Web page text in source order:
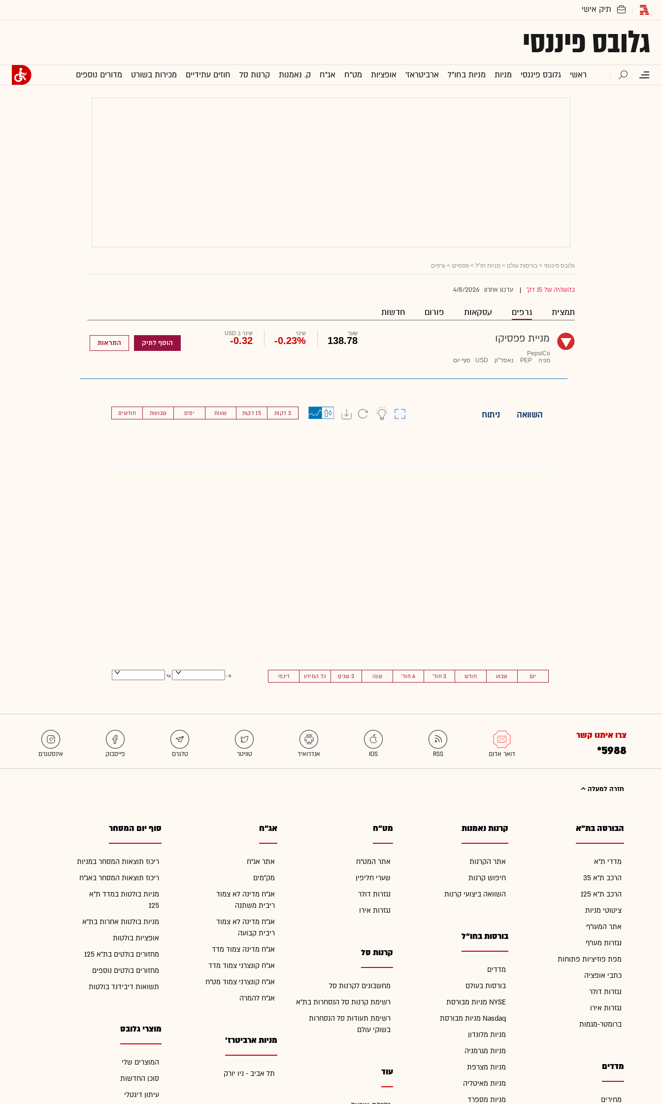
גלובס פיננסי
ראשי גלובס פיננסי מניות מניות בחו"ל ארביטראז' אופציות מט"ח אג"ח ק. נאמנות קרנות סל חוזים עתידיים מכירות בשורט מדורים נוספים
גלובס פיננסי > בורסות עולם > מניות חו"ל > פפסיקו > גרפים
בהשהיה של 15 דק' עדכון אחרון 4/8/2026
תמצית גרפים עסקאות פורום חדשות
מניית פפסיקו
PepsiCo
מניה
PEP נאסד"ק USD סוף יום
שער
138.78
שינוי
-0.23%
שינוי ב USD
-0.32 הוסף לתיק התראות
חודשים שבועות ימים שעות 15 דקות 3 דקות השוואה ניתוח
יום שבוע חודש 3 חוד' 6 חוד' שנה 3 שנים כל המידע דינמי מ - עד
צרו איתנו קשר
*5988
חזרה למעלה
הבורסה בת"א
מדדי ת"א
הרכב ת"א 35
הרכב ת"א 125
ציטוטי מניות
אתר המעו"ף
נגזרות מעו"ף
מפת פוזיציות פתוחות
כתבי אופציה
נגזרות דולר
נגזרות אירו
ברומטר-מגמות
מדדים
מחירים
קרנות נאמנות
אתר הקרנות
חיפוש קרנות
השוואה ביצועי קרנות
בורסות בחו"ל
מדדים
בורסות בעולם
מניות מבורסת NYSE
מניות מבורסת Nasdaq
מניות מלונדון
מניות מגרמניה
מניות מצרפת
מניות מאיטליה
מניות מספרד
מט"ח
אתר המט"ח
שערי חליפין
נגזרות דולר
נגזרות אירו
קרנות סל
מחשבונים לקרנות סל
רשימת קרנות סל הנסחרות בת"א
רשימת תעודות סל הנסחרות
בשוקי עולם
עוד
אג"ח
אתר אג"ח
מק"מים
אג"ח מדינה לא צמוד
ריבית משתנה
אג"ח מדינה לא צמוד
ריבית קבועה
אג"ח מדינה צמוד מדד
אג"ח קונצרני צמוד מדד
אג"ח קונצרני צמוד מט"ח
אג"ח להמרה
מניות ארביטרז'
תל אביב - ניו יורק
סוף יום המסחר
ריכוז תוצאות המסחר במניות
ריכוז תוצאות המסחר באג"ח
מניות בולטות במדד ת"א
125
מניות בולטות אחרות בת"א
אופציות בולטות
מחזורים בולטים בת"א 125
מחזורים בולטים נוספים
תשואות דיבידנד בולטות
מוצרי גלובס
המוצרים שלי
סוכן החדשות
עיתון דיגטלי